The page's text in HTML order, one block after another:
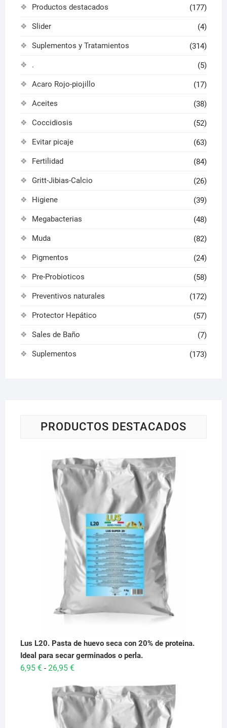
Productos destacados (177)
Slider (4)
Suplementos y Tratamientos (314)
. (5)
Acaro Rojo-piojillo (17)
Aceites (38)
Coccidiosis (52)
Evitar picaje (63)
Fertilidad (84)
Gritt-Jibias-Calcio (26)
Higiene (39)
Megabacterias (48)
Muda (82)
Pigmentos (24)
Pre-Probioticos (58)
Preventivos naturales (172)
Protector Hepático (57)
Sales de Baño (7)
Suplementos (173)
PRODUCTOS DESTACADOS
Lus L20. Pasta de huevo seca con 20% de proteina.
Ideal para secar germinados o perla.
6,95 € - 26,95 €Rango
precios:
desde
6,95 €